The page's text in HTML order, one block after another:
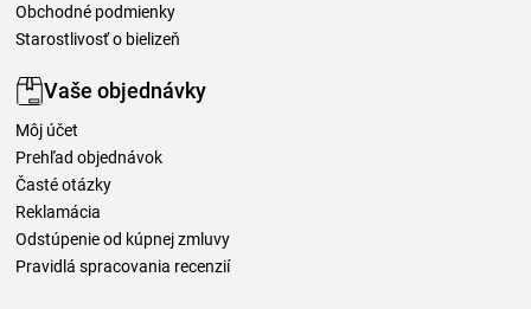
Obchodné podmienky
Starostlivosť o bielizeň
Vaše objednávky
Môj účet
Prehľad objednávok
Časté otázky
Reklamácia
Odstúpenie od kúpnej zmluvy
Pravidlá spracovania recenzií